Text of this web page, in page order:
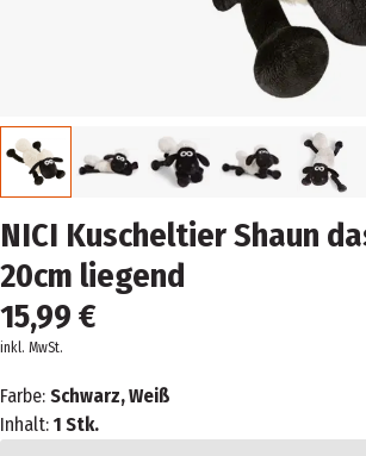
NICI Kuscheltier Shaun
20cm liegend
15,99 €
inkl. MwSt.
Farbe: Schwarz, Weiß
Inhalt: 1 Stk.